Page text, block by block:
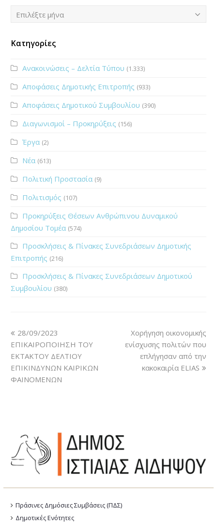
Ιστορικό
Επιλέξτε μήνα
Κατηγορίες
Ανακοινώσεις – Δελτία Τύπου (1.333)
Αποφάσεις Δημοτικής Επιτροπής (933)
Αποφάσεις Δημοτικού Συμβουλίου (390)
Διαγωνισμοί – Προκηρύξεις (156)
Έργα (2)
Νέα (613)
Πολιτική Προστασία (9)
Πολιτισμός (107)
Προκηρύξεις Θέσεων Ανθρώπινου Δυναμικού
Δημοσίου Τομέα (574)
Προσκλήσεις & Πίνακες Συνεδριάσεων Δημοτικής
Επιτροπής (216)
Προσκλήσεις & Πίνακες Συνεδριάσεων Δημοτικού
Συμβουλίου (380)
28/09/2023
ΕΠΙΚΑΙΡΟΠΟΙΗΣΗ ΤΟΥ
ΕΚΤΑΚΤΟΥ ΔΕΛΤΙΟΥ
ΕΠΙΚΙΝΔΥΝΩΝ ΚΑΙΡΙΚΩΝ
ΦΑΙΝΟΜΕΝΩΝ
Χορήγηση οικονομικής
ενίσχυσης πολιτών που
επλήγησαν από την
κακοκαιρία ELIAS
Πράσινες Δημόσιες Συμβάσεις (ΠΔΣ)
Δημοτικές Ενότητες